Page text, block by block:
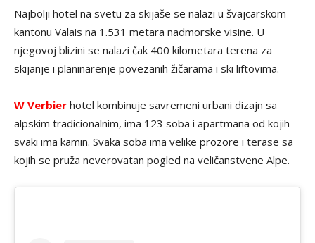
Najbolji hotel na svetu za skijaše se nalazi u švajcarskom
kantonu Valais na 1.531 metara nadmorske visine. U
njegovoj blizini se nalazi čak 400 kilometara terena za
skijanje i planinarenje povezanih žičarama i ski liftovima.
W Verbier hotel kombinuje savremeni urbani dizajn sa
alpskim tradicionalnim, ima 123 soba i apartmana od kojih
svaki ima kamin. Svaka soba ima velike prozore i terase sa
kojih se pruža neverovatan pogled na veličanstvene Alpe.